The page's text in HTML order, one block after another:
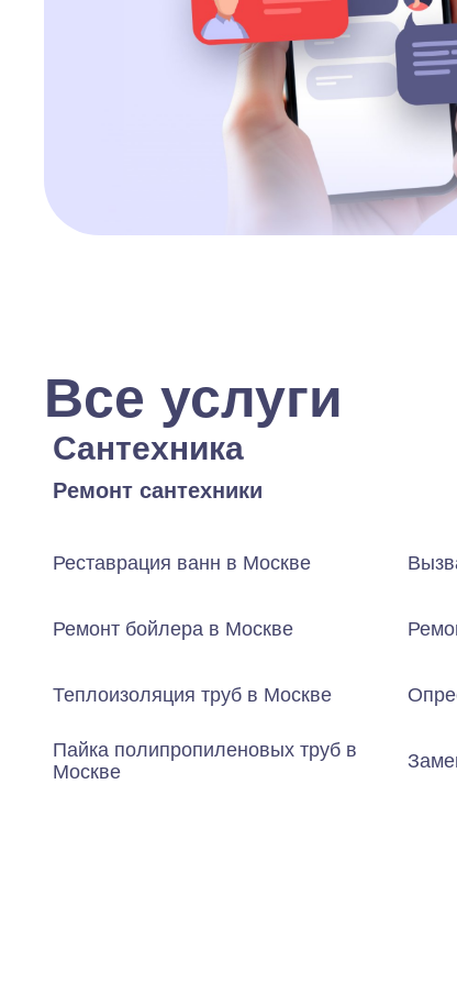
Все услуги
Сантехника
Ремонт сантехники
Реставрация ванн в Москве
Ремонт бойлера в Москве
Теплоизоляция труб в Москве
Пайка полипропиленовых труб в
Москве